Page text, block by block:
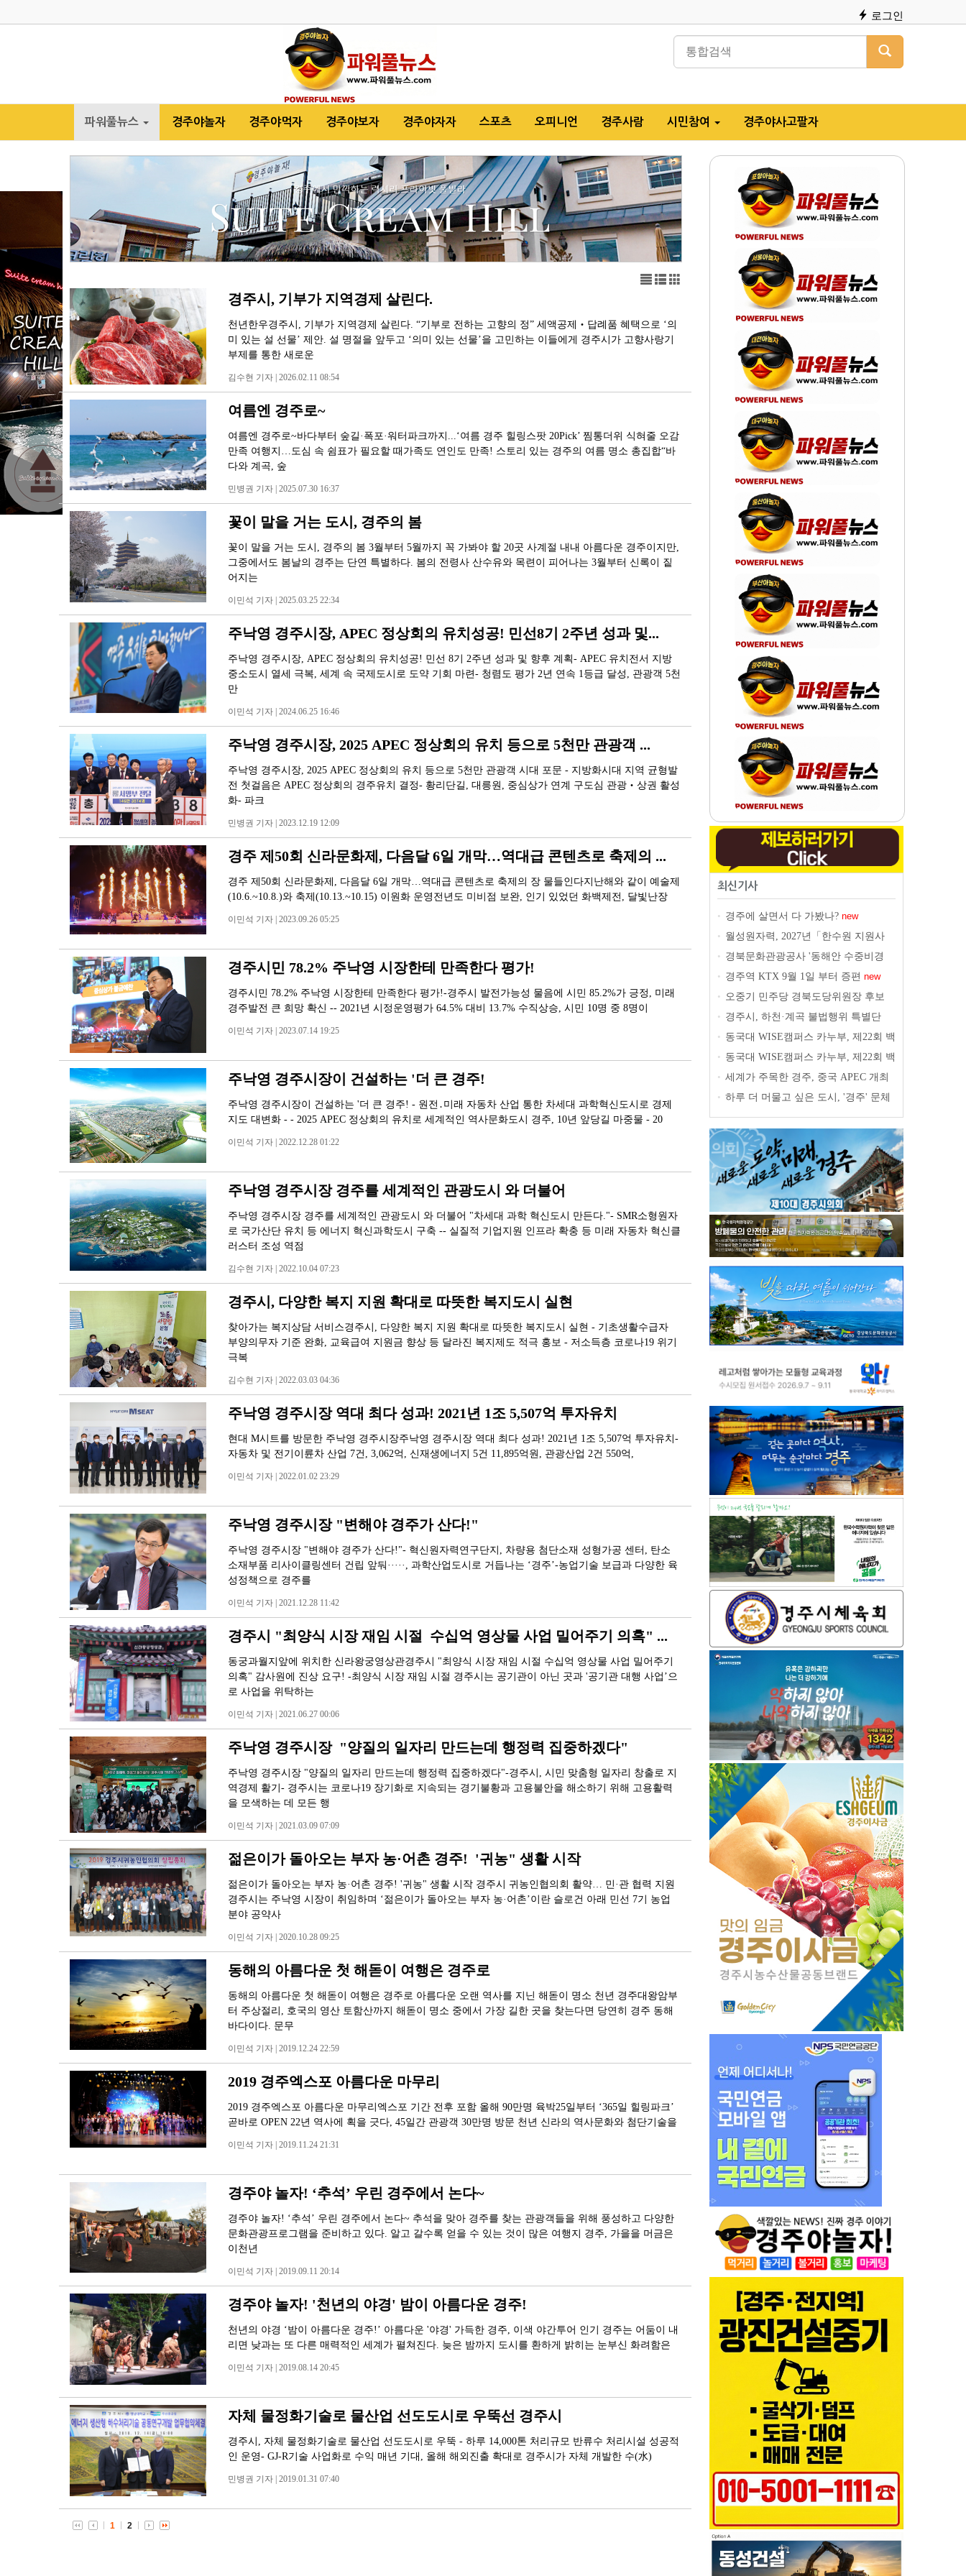
로그인
파워풀뉴스 경주야놀자 경주야먹자 경주야보자 경주야자자 스포츠 오피니언 경주사람 시민참여 경주야사고팔자
경주시, 기부가 지역경제 살린다.
천년한우경주시, 기부가 지역경제 살린다. “기부로 전하는 고향의 정” 세액공제‧답례품 혜택으로 ‘의
미 있는 설 선물’ 제안. 설 명절을 앞두고 ‘의미 있는 선물’을 고민하는 이들에게 경주시가 고향사랑기
부제를 통한 새로운
김수현 기자 | 2026.02.11 08:54
여름엔 경주로~
여름엔 경주로~바다부터 숲길·폭포·워터파크까지...‘여름 경주 힐링스팟 20Pick’ 찜통더위 식혀줄 오감
만족 여행지…도심 속 쉼표가 필요할 때가족도 연인도 만족! 스토리 있는 경주의 여름 명소 총집합“바
다와 계곡, 숲
민병권 기자 | 2025.07.30 16:37
꽃이 말을 거는 도시, 경주의 봄
꽃이 말을 거는 도시, 경주의 봄 3월부터 5월까지 꼭 가봐야 할 20곳 사계절 내내 아름다운 경주이지만,
그중에서도 봄날의 경주는 단연 특별하다. 봄의 전령사 산수유와 목련이 피어나는 3월부터 신록이 짙
어지는
이민석 기자 | 2025.03.25 22:34
주낙영 경주시장, APEC 정상회의 유치성공! 민선8기 2주년 성과 및...
주낙영 경주시장, APEC 정상회의 유치성공! 민선 8기 2주년 성과 및 향후 계획- APEC 유치전서 지방
중소도시 열세 극복, 세계 속 국제도시로 도약 기회 마련- 청렴도 평가 2년 연속 1등급 달성, 관광객 5천
만
이민석 기자 | 2024.06.25 16:46
주낙영 경주시장, 2025 APEC 정상회의 유치 등으로 5천만 관광객 ...
주낙영 경주시장, 2025 APEC 정상회의 유치 등으로 5천만 관광객 시대 포문 - 지방화시대 지역 균형발
전 첫걸음은 APEC 정상회의 경주유치 결정- 황리단길, 대릉원, 중심상가 연계 구도심 관광‧상권 활성
화- 파크
민병권 기자 | 2023.12.19 12:09
경주 제50회 신라문화제, 다음달 6일 개막…역대급 콘텐츠로 축제의 ...
경주 제50회 신라문화제, 다음달 6일 개막…역대급 콘텐츠로 축제의 장 물들인다지난해와 같이 예술제
(10.6.~10.8.)와 축제(10.13.~10.15) 이원화 운영전년도 미비점 보완, 인기 있었던 화백제전, 달빛난장
이민석 기자 | 2023.09.26 05:25
경주시민 78.2% 주낙영 시장한테 만족한다 평가!
경주시민 78.2% 주낙영 시장한테 만족한다 평가!-경주시 발전가능성 물음에 시민 85.2%가 긍정, 미래
경주발전 큰 희망 확신 -- 2021년 시정운영평가 64.5% 대비 13.7% 수직상승, 시민 10명 중 8명이
이민석 기자 | 2023.07.14 19:25
주낙영 경주시장이 건설하는 '더 큰 경주!
주낙영 경주시장이 건설하는 '더 큰 경주! - 원전․미래 자동차 산업 통한 차세대 과학혁신도시로 경제
지도 대변화 - - 2025 APEC 정상회의 유치로 세계적인 역사문화도시 경주, 10년 앞당길 마중물 - 20
이민석 기자 | 2022.12.28 01:22
주낙영 경주시장 경주를 세계적인 관광도시 와 더불어
주낙영 경주시장 경주를 세계적인 관광도시 와 더불어 "차세대 과학 혁신도시 만든다."- SMR소형원자
로 국가산단 유치 등 에너지 혁신과학도시 구축 -- 실질적 기업지원 인프라 확충 등 미래 자동차 혁신클
러스터 조성 역점
김수현 기자 | 2022.10.04 07:23
경주시, 다양한 복지 지원 확대로 따뜻한 복지도시 실현
찾아가는 복지상담 서비스경주시, 다양한 복지 지원 확대로 따뜻한 복지도시 실현 - 기초생활수급자
부양의무자 기준 완화, 교육급여 지원금 향상 등 달라진 복지제도 적극 홍보 - 저소득층 코로나19 위기
극복
김수현 기자 | 2022.03.03 04:36
주낙영 경주시장 역대 최다 성과! 2021년 1조 5,507억 투자유치
현대 M시트를 방문한 주낙영 경주시장주낙영 경주시장 역대 최다 성과! 2021년 1조 5,507억 투자유치-
자동차 및 전기이륜차 산업 7건, 3,062억, 신재생에너지 5건 11,895억원, 관광산업 2건 550억,
이민석 기자 | 2022.01.02 23:29
주낙영 경주시장 "변해야 경주가 산다!"
주낙영 경주시장 "변해야 경주가 산다!"- 혁신원자력연구단지, 차량용 첨단소재 성형가공 센터, 탄소
소재부품 리사이클링센터 건립 앞둬·····, 과학산업도시로 거듭나는 ‘경주’-농업기술 보급과 다양한 육
성정책으로 경주를
이민석 기자 | 2021.12.28 11:42
경주시 "최양식 시장 재임 시절 수십억 영상물 사업 밀어주기 의혹" ...
동궁과월지앞에 위치한 신라왕궁영상관경주시 "최양식 시장 재임 시절 수십억 영상물 사업 밀어주기
의혹" 감사원에 진상 요구! -최양식 시장 재임 시절 경주시는 공기관이 아닌 곳과 '공기관 대행 사업’으
로 사업을 위탁하는
이민석 기자 | 2021.06.27 00:06
주낙영 경주시장 "양질의 일자리 만드는데 행정력 집중하겠다"
주낙영 경주시장 "양질의 일자리 만드는데 행정력 집중하겠다"-경주시, 시민 맞춤형 일자리 창출로 지
역경제 활기- 경주시는 코로나19 장기화로 지속되는 경기불황과 고용불안을 해소하기 위해 고용활력
을 모색하는 데 모든 행
이민석 기자 | 2021.03.09 07:09
젊은이가 돌아오는 부자 농·어촌 경주! '귀농" 생활 시작
젊은이가 돌아오는 부자 농·어촌 경주! '귀농" 생활 시작 경주시 귀농인협의회 활약… 민·관 협력 지원
경주시는 주낙영 시장이 취임하며 ‘젊은이가 돌아오는 부자 농·어촌’이란 슬로건 아래 민선 7기 농업
분야 공약사
이민석 기자 | 2020.10.28 09:25
동해의 아름다운 첫 해돋이 여행은 경주로
동해의 아름다운 첫 해돋이 여행은 경주로 아름다운 오랜 역사를 지닌 해돋이 명소 천년 경주대왕암부
터 주상절리, 호국의 영산 토함산까지 해돋이 명소 중에서 가장 길한 곳을 찾는다면 당연히 경주 동해
바다이다. 문무
이민석 기자 | 2019.12.24 22:59
2019 경주엑스포 아름다운 마무리
2019 경주엑스포 아름다운 마무리엑스포 기간 전후 포함 올해 90만명 육박25일부터 ‘365일 힐링파크’
곧바로 OPEN 22년 역사에 획을 긋다, 45일간 관광객 30만명 방문 천년 신라의 역사문화와 첨단기술을
이민석 기자 | 2019.11.24 21:31
경주야 놀자! ‘추석’ 우린 경주에서 논다~
경주야 놀자! ‘추석’ 우린 경주에서 논다~ 추석을 맞아 경주를 찾는 관광객들을 위해 풍성하고 다양한
문화관광프로그램을 준비하고 있다. 알고 갈수록 얻을 수 있는 것이 많은 여행지 경주, 가을을 머금은
이천년
이민석 기자 | 2019.09.11 20:14
경주야 놀자! '천년의 야경' 밤이 아름다운 경주!
천년의 야경 ‘밤이 아름다운 경주!’ 아름다운 '야경' 가득한 경주, 이색 야간투어 인기 경주는 어둠이 내
리면 낮과는 또 다른 매력적인 세계가 펼쳐진다. 늦은 밤까지 도시를 환하게 밝히는 눈부신 화려함은
이민석 기자 | 2019.08.14 20:45
자체 물정화기술로 물산업 선도도시로 우뚝선 경주시
경주시, 자체 물정화기술로 물산업 선도도시로 우뚝 - 하루 14,000톤 처리규모 반류수 처리시설 성공적
인 운영- GJ-R기술 사업화로 수익 매년 기대, 올해 해외진출 확대로 경주시가 자체 개발한 수(水)
민병권 기자 | 2019.01.31 07:40
1 2
최신기사
• 경주에 살면서 다 가봤나? new
• 월성원자력, 2027년「한수원 지원사
업」공모 new
• 경북문화관광공사 '동해안 수중비경
11선' 공개 new
• 경주역 KTX 9월 1일 부터 증편 new
•
오중기 민주당 경북도당위원장 후보
출마 선언
• 경주시, 하천·계곡 불법행위 특별단
속… 오는 31일까지 집중 점검
• 동국대 WISE캠퍼스 카누부, 제22회 백
마강배 전국대회 금메달 3개 획득
• 동국대 WISE캠퍼스 카누부, 제22회 백
마강배 전국대회 금메달 3개 획득
• 세계가 주목한 경주, 중국 APEC 개최
도시 선전시 대표단, 경주 성공사례 벤치
• 하루 더 머물고 싶은 도시, '경주' 문체
비 30억 확보